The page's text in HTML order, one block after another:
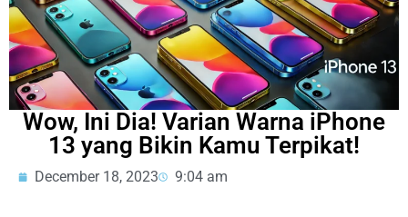
Wow, Ini Dia! Varian Warna iPhone
13 yang Bikin Kamu Terpikat!
December 18, 2023 9:04 am